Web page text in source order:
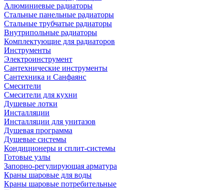
Алюминиевые радиаторы
Стальные панельные радиаторы
Стальные трубчатые радиаторы
Внутрипольные радиаторы
Комплектующие для радиаторов
Инструменты
Электроинструмент
Сантехнические инструменты
Сантехника и Санфаянс
Смесители
Смесители для кухни
Душевые лотки
Инсталляции
Инсталляции для унитазов
Душевая программа
Душевые системы
Кондиционеры и сплит-системы
Готовые узлы
Запорно-регулирующая арматура
Краны шаровые для воды
Краны шаровые потребительные